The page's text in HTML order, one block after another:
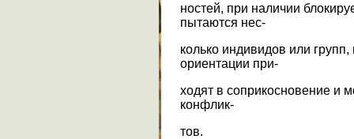
ностей, при наличии
пытаются нес-
колько индивидов или
ориентации при-
ходят в соприкосновение и
конфлик-
тов.